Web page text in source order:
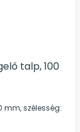
talp, 100
mm, szélesség: